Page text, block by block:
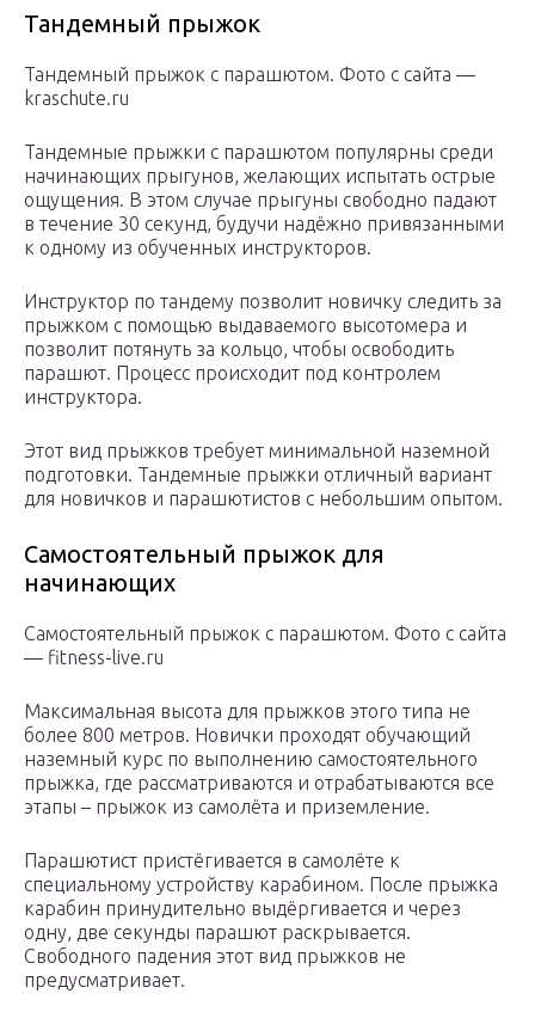
Тандемный прыжок
Тандемный прыжок с парашютом. Фото с сайта —
kraschute.ru
Тандемные прыжки с парашютом популярны среди
начинающих прыгунов, желающих испытать острые
ощущения. В этом случае прыгуны свободно падают
в течение 30 секунд, будучи надёжно привязанными
к одному из обученных инструкторов.
Инструктор по тандему позволит новичку следить за
прыжком с помощью выдаваемого высотомера и
позволит потянуть за кольцо, чтобы освободить
парашют. Процесс происходит под контролем
инструктора.
Этот вид прыжков требует минимальной наземной
подготовки. Тандемные прыжки отличный вариант
для новичков и парашютистов с небольшим опытом.
Самостоятельный прыжок для
начинающих
Самостоятельный прыжок с парашютом. Фото с сайта
— fitness-live.ru
Максимальная высота для прыжков этого типа не
более 800 метров. Новички проходят обучающий
наземный курс по выполнению самостоятельного
прыжка, где рассматриваются и отрабатываются все
этапы – прыжок из самолёта и приземление.
Парашютист пристёгивается в самолёте к
специальному устройству карабином. После прыжка
карабин принудительно выдёргивается и через
одну, две секунды парашют раскрывается.
Свободного падения этот вид прыжков не
предусматривает.